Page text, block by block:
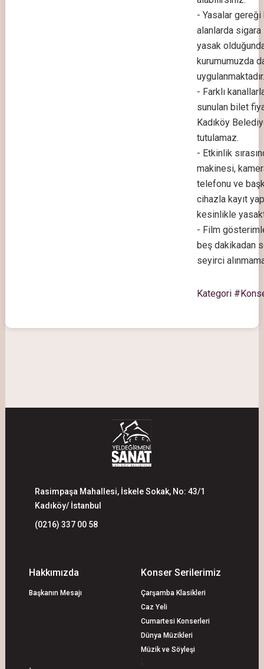
- Yasalar gereği
alanlarda
yasak
kurumumuzda
uygulanmaktadır.
- Farklı
sunulan bilet
Kadıköy
tutulamaz.
- Etkinlik
makinesi,
telefonu ve
cihazla kayıt
kesinlikle
- Film
beş dakikadan
seyirci
Kategori
Rasimpaşa Mahallesi, İskele Sokak, No: 43/1
Kadıköy/ İstanbul
(0216) 337 00 58
Hakkımızda
Başkanın Mesajı
Konser Serilerimiz
Çarşamba Klasikleri
Caz Yeli
Cumartesi Konserleri
Dünya Müzikleri
Müzik ve Söyleşi